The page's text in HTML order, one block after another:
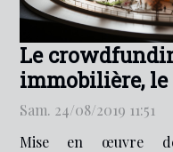
Le
immobilière,
Sam. 24/08/2019 11:51
Mise en œuvre